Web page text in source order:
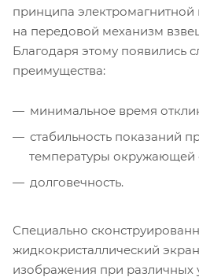
принципа
на передовой механизм
Благодаря этому появились
преимущества:
минимальное время
стабильность показаний
температуры окружающей
долговечность.
Специально
жидкокристаллический
изображения при различных